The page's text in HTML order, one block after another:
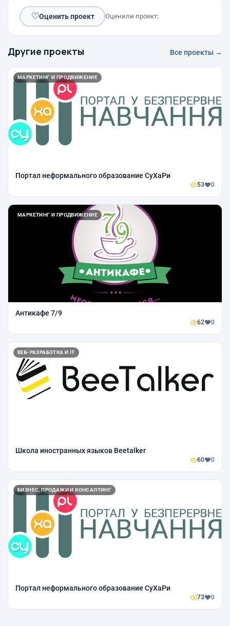
♡Оценить проект Оценили проект:
Другие проекты Все проекты →
МАРКЕТИНГ И ПРОДВИЖЕНИЕ
Портал неформального образование СуХаРи
53 0
МАРКЕТИНГ И ПРОДВИЖЕНИЕ
Антикафе 7/9
62 0
ВЕБ-РАЗРАБОТКА И IT
Школа иностранных языков Beetalker
60 0
БИЗНЕС, ПРОДАЖИ И КОНСАЛТИНГ
Портал неформального образование СуХаРи
73 0